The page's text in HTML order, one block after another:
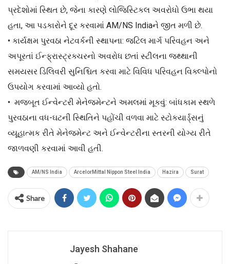
પ્રદેશોમાં સ્થિત છે, જેના કારણે લોજિસ્ટિકલ અવરોધો ઉભા થયા
હતા, આ પડકારોને દૂર કરવામાં AM/NS Indiaને જીત મળી છે.
• કાર્યક્ષમ પુરવઠા નેટવર્કની સ્થાપના: જટિલ માર્ગ પરિવહન અને
અપૂરતાં ઈન્ફ્રાસ્ટ્રક્ચરનો અવરોધ છતાં સ્ટીલના જથ્થાની
સમયસર ડિલિવરી સુનિશ્ચિત કરવા માટે વિવિધ પરિવહન વિક્લ્પોનો
ઉપયોગ કરવામાં આવ્યો હતો.
• મજબૂત ઈન્વેન્ટરી મેનેજમેન્ટને અમલમાં મૂકવું: બાંધકામ સ્થળે
પુરવઠાના વધ-ઘટની સ્થિતિને પહોંચી વળવા માટે સ્ટોકયાર્ડ્સનું
વ્યૂહાત્મક રીતે મેનેજમેન્ટ અને ઈન્વેન્ટરીના સ્તરની યોગ્ય રીતે
જાળવણી કરવામાં આવી હતી.
AM/NS India ArcelorMittal Nippon Steel India Hazira Surat
Share
Jayesh Shahane